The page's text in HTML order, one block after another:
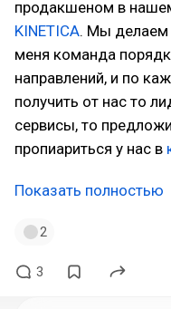
продакшеном в
KINETICA. Мы делаем
меня команда
направлений, и по
получить от нас то
сервисы, то
пропиариться у нас в
Показать полностью
2
3